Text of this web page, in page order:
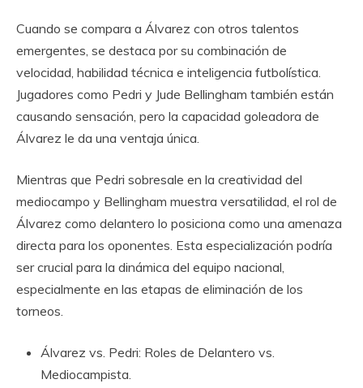
Cuando se compara a Álvarez con otros talentos
emergentes, se destaca por su combinación de
velocidad, habilidad técnica e inteligencia futbolística.
Jugadores como Pedri y Jude Bellingham también están
causando sensación, pero la capacidad goleadora de
Álvarez le da una ventaja única.
Mientras que Pedri sobresale en la creatividad del
mediocampo y Bellingham muestra versatilidad, el rol de
Álvarez como delantero lo posiciona como una amenaza
directa para los oponentes. Esta especialización podría
ser crucial para la dinámica del equipo nacional,
especialmente en las etapas de eliminación de los
torneos.
Álvarez vs. Pedri: Roles de Delantero vs.
Mediocampista.